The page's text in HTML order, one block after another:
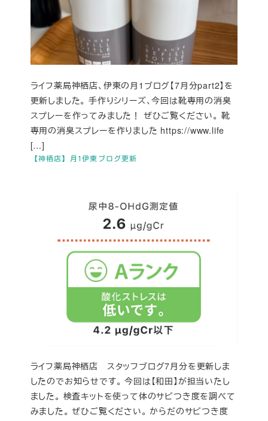
【神栖店】月1伊東ブログ更新
ライフ薬局神栖店、伊東の月1ブログ【7月分part2】を
更新しました。 手作りシリーズ、今回は靴専用の消臭
スプレーを作ってみました！ ぜひご覧ください。 靴
専用の消臭スプレーを作りました https://www.life
[…]
ライフ薬局神栖店 スタッフブログ7月分を更新しま
したのでお知らせです。 今回は【和田】が担当いたし
ました。 検査キットを使って体のサビつき度を調べて
みました。 ぜひご覧ください。 からだのサビつき度